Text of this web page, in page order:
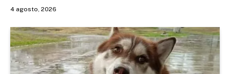
4 agosto, 2026